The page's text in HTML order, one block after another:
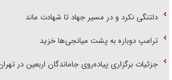
دلتنگی نکرد و در مسیر جهاد تا شهادت ماند
ترامپ دوباره به پشت میانجی‌ها خزید
جزئیات برگزاری پیاده‌روی جاماندگان اربعین در